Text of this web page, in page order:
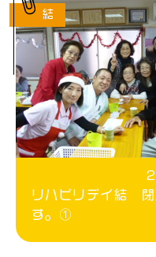
リハビリデイ結 閉
す。①
結